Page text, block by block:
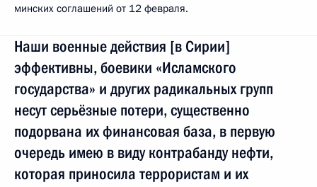
минских соглашений от 12 февраля.
Наши военные действия [в Сирии]
эффективны, боевики «Исламского
государства» и других радикальных групп
несут серьёзные потери, существенно
подорвана их финансовая база, в первую
очередь имею в виду контрабанду нефти,
которая приносила террористам и их